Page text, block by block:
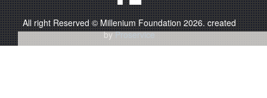
All right Reserved © Millenium Foundation 2026. created
byProservice